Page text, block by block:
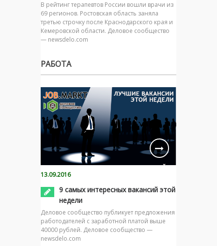
В рейтинг терапевтов России вошли врачи из
69 регионов. Ростовская область заняла
третью строчку после Краснодарского края и
Кемеровской области. Деловое сообщество
— newsdelo.com
РАБОТА
13.09.2016
9 самых интересных вакансий этой
недели
Деловое сообщество публикует предложения
работодателей с заработной платой выше
40000 рублей. Деловое сообщество —
newsdelo.com